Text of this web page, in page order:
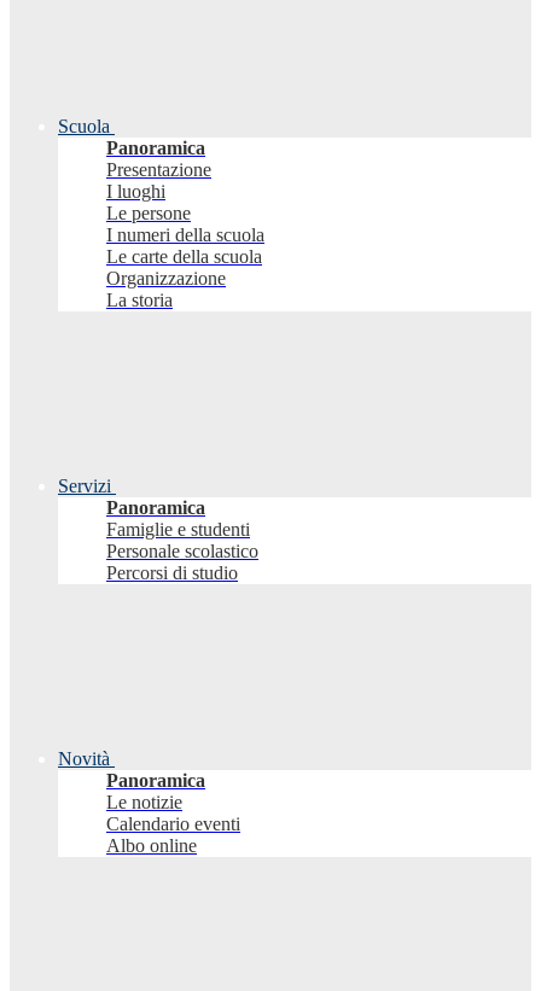
Scuola
Panoramica
Presentazione
I luoghi
Le persone
I numeri della scuola
Le carte della scuola
Organizzazione
La storia
Servizi
Panoramica
Famiglie e studenti
Personale scolastico
Percorsi di studio
Novità
Panoramica
Le notizie
Calendario eventi
Albo online